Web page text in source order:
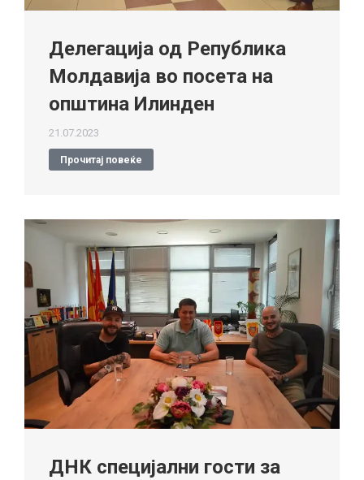
Делегација од Република
Молдавија во посета на
општина Илинден
21.07.2023
Прочитај повеќе
ДНК специјални гости за